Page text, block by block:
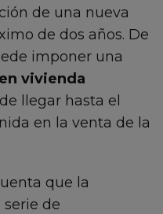
de una nueva
de dos años. De
imponer una
vivienda
llegar hasta el
en la venta de la
que la
de